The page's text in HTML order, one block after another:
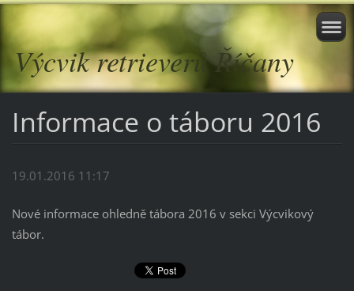
Výcvik retrieverů Říčany
Informace o táboru 2016
19.01.2016 11:17
Nové informace ohledně tábora 2016 v sekci Výcvikový
tábor.